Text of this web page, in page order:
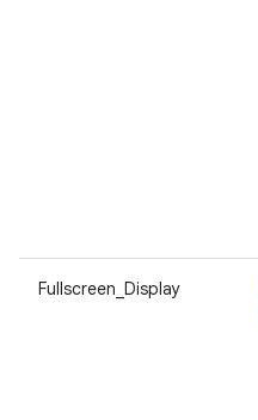
Fullscreen_Display